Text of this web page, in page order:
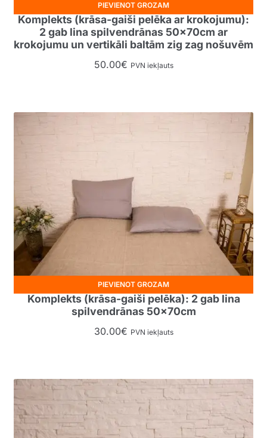
Komplekts (krāsa-gaiši pelēka ar krokojumu):
2 gab lina spilvendrānas 50x70cm ar
krokojumu un vertikāli baltām zig zag nošuvēm
50.00€ PVN iekļauts
PIEVIENOT GROZAM
Komplekts (krāsa-gaiši pelēka): 2 gab lina
spilvendrānas 50x70cm
30.00€ PVN iekļauts
PIEVIENOT GROZAM